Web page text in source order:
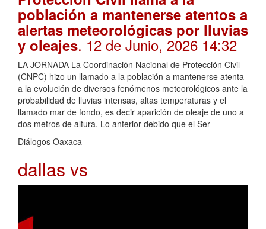
población a mantenerse atentos a
alertas meteorológicas por lluvias
y oleajes. 12 de Junio, 2026 14:32
LA JORNADA La Coordinación Nacional de Protección Civil
(CNPC) hizo un llamado a la población a mantenerse atenta
a la evolución de diversos fenómenos meteorológicos ante la
probabilidad de lluvias intensas, altas temperaturas y el
llamado mar de fondo, es decir aparición de oleaje de uno a
dos metros de altura. Lo anterior debido que el Ser
Diálogos Oaxaca
dallas vs